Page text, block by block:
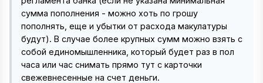
сумма пополнения - можно хоть по грошу
пополнять, еще и убытки от расхода макулатуры
будут). В случае более крупных сумм можно взять с
собой единомышленника, который будет раз в пол
часа или час снимать прямо тут с карточки
свежевнесенные на счет деньги.